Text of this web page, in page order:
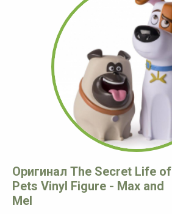
Оригинал The Secret Life of
Pets Vinyl Figure - Max and
Mel